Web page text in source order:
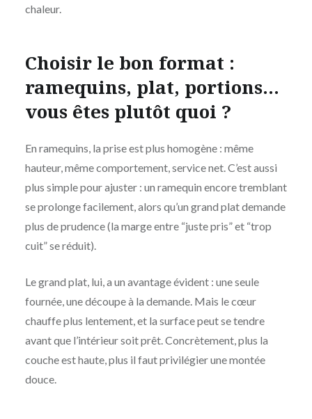
chaleur.
Choisir le bon format :
ramequins, plat, portions…
vous êtes plutôt quoi ?
En ramequins, la prise est plus homogène : même
hauteur, même comportement, service net. C’est aussi
plus simple pour ajuster : un ramequin encore tremblant
se prolonge facilement, alors qu’un grand plat demande
plus de prudence (la marge entre “juste pris” et “trop
cuit” se réduit).
Le grand plat, lui, a un avantage évident : une seule
fournée, une découpe à la demande. Mais le cœur
chauffe plus lentement, et la surface peut se tendre
avant que l’intérieur soit prêt. Concrètement, plus la
couche est haute, plus il faut privilégier une montée
douce.